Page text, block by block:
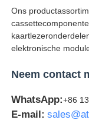
Ons
elektronische
Neem contact
WhatsApp:+86
E-mail: